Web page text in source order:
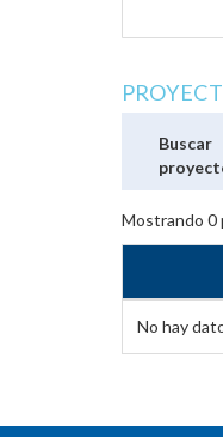
Buscar
Mostrando 0
No hay